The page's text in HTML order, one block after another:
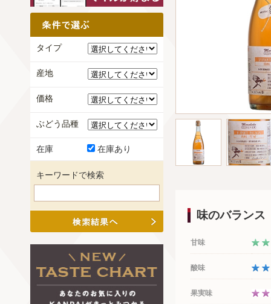
味のバランス
甘味
酸味
果実味
タイプ
産地
価格
ぶどう品種
在庫 在庫あり
キーワードで検索